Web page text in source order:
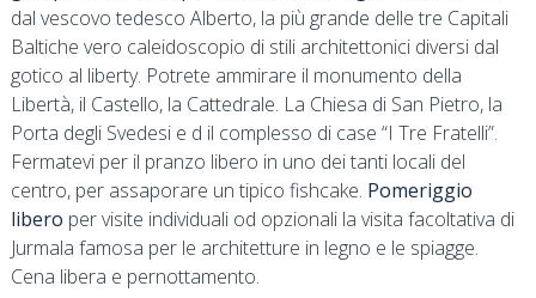
dal vescovo tedesco Alberto, la più grande delle tre Capitali
Baltiche vero caleidoscopio di stili architettonici diversi dal
gotico al liberty. Potrete ammirare il monumento della
Libertà, il Castello, la Cattedrale. La Chiesa di San Pietro, la
Porta degli Svedesi e d il complesso di case “I Tre Fratelli”.
Fermatevi per il pranzo libero in uno dei tanti locali del
centro, per assaporare un tipico fishcake. Pomeriggio
libero per visite individuali od opzionali la visita facoltativa di
Jurmala famosa per le architetture in legno e le spiagge.
Cena libera e pernottamento.